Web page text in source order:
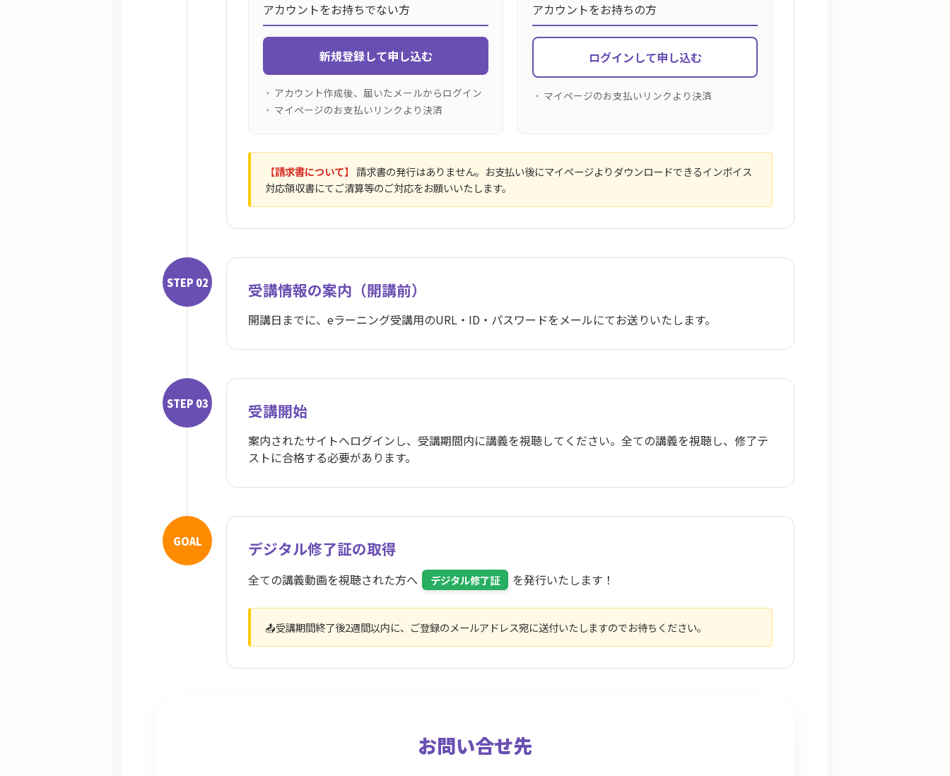
アカウントをお持ちでない方
新規登録して申し込む
アカウント作成後、届いたメールからログイン
マイページのお支払いリンクより決済
アカウントをお持ちの方
ログインして申し込む
マイページのお支払いリンクより決済
【請求書について】 請求書の発行はありません。お支払い後にマイページよりダウンロードできるインボイス
対応領収書にてご清算等のご対応をお願いいたします。
STEP 02 受講情報の案内（開講前）
開講日までに、eラーニング受講用のURL・ID・パスワードをメールにてお送りいたします。
STEP 03 受講開始
案内されたサイトへログインし、受講期間内に講義を視聴してください。全ての講義を視聴し、修了テ
ストに合格する必要があります。
GOAL デジタル修了証の取得
全ての講義動画を視聴された方へ デジタル修了証 を発行いたします！
📤受講期間終了後2週間以内に、ご登録のメールアドレス宛に送付いたしますのでお待ちください。
お問い合せ先